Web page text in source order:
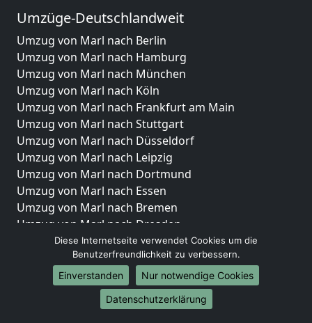
Umzüge-Deutschlandweit
Umzug von Marl nach Berlin
Umzug von Marl nach Hamburg
Umzug von Marl nach München
Umzug von Marl nach Köln
Umzug von Marl nach Frankfurt am Main
Umzug von Marl nach Stuttgart
Umzug von Marl nach Düsseldorf
Umzug von Marl nach Leipzig
Umzug von Marl nach Dortmund
Umzug von Marl nach Essen
Umzug von Marl nach Bremen
Umzug von Marl nach Dresden
Umzug von Marl nach Hannover
Umzug von Marl nach Nürnberg
Umzug von Marl nach Duisburg
Umzug von Marl nach Bochum
Umzug von Marl nach Wuppertal
Diese Internetseite verwendet Cookies um die
Benutzerfreundlichkeit zu verbessern.
Einverstanden
Nur notwendige Cookies
Datenschutzerklärung